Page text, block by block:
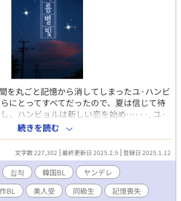
。バリタチ BL表記ですが全年齢です。 ア
指す二人をお楽しみいただけたらと思いま
を丸ごと記憶から消してしまったユ·ハンビ
にとってすべてだったので、夏は信じて待
、ハンビョルは新しい恋を始め…···. ユ·
名映画監督の父親と有名女優の母親の間に
明朗活発な性格。 周りの人の面倒をよく見
好きだ。 映画撮影に行く途中で起きた事故
かかる。 夏を友達としてだけそう思ってい
経って会った彼に妙に気になる。 夏(水) -
取締役の息子。 消極的な性格で口数も少な
負った後、少しずつ変化した。 記憶喪失症
続きを読む
文字数 227,302 最終更新日 2025.2.9 登録日 2025.1.12
집착 韓国BL
ヤンデレ
BL 美人受 同級生 記憶喪失